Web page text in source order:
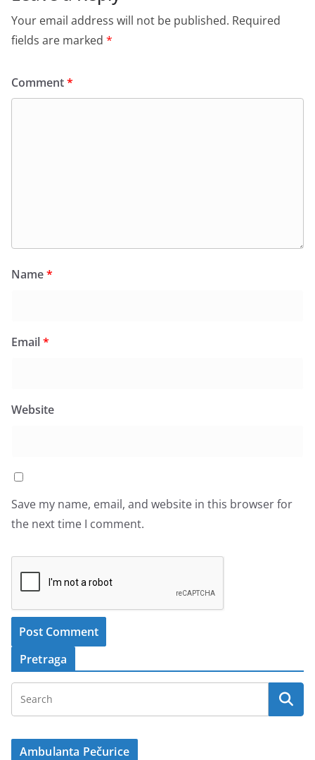
Your email address will not be published. Required
fields are marked *
Comment*
Name*
Email*
Website
Save my name, email, and website in this browser for
the next time I comment.
Pretraga
Ambulanta Pečurice